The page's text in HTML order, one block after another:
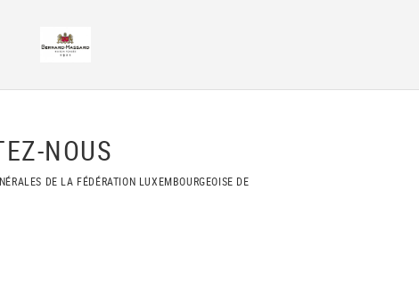
NOUS
DE LA FÉDÉRATION LUXEMBOURGEOISE DE